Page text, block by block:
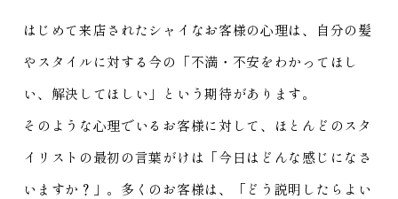
はじめて来店されたシャイなお客様の心理は、自分の髪
やスタイルに対する今の「不満・不安をわかってほし
い、解決してほしい」という期待があります。
そのような心理でいるお客様に対して、ほとんどのスタ
イリストの最初の言葉がけは「今日はどんな感じになさ
いますか？」。多くのお客様は、「どう説明したらよい